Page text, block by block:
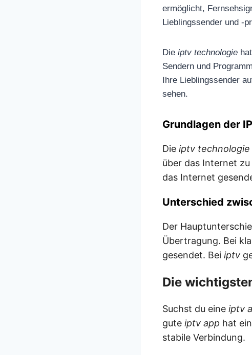
ermöglicht,
Lieblingssender und -
Die iptv technologie
Sendern und
Ihre Lieblingssender
sehen.
Grundlagen der
Die iptv technologie
über das Internet
das Internet
Unterschied
Der
Übertragung. Bei
gesendet. Bei iptv
Die
Suchst du eine iptv
gute iptv app hat
stabile Verbindung.